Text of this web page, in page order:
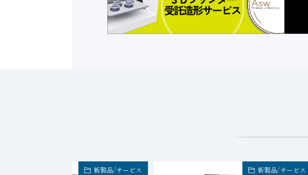
新製品/サービス 新製品/サービス